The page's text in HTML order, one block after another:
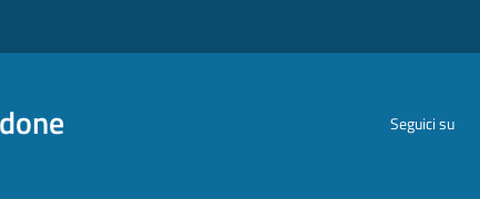
Seguici su